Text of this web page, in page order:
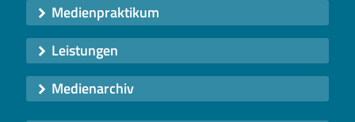
Medienpraktikum
Leistungen
Medienarchiv